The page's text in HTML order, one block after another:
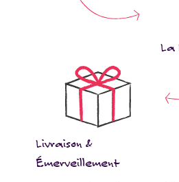
La
Livraison &
Émerveillement